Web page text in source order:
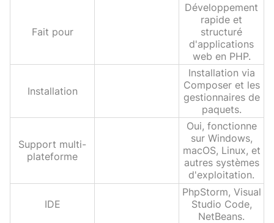
Fait pour
Développement
rapide et
structuré
d'applications
web en PHP.
Installation
Installation via
Composer et les
gestionnaires de
paquets.
Support multi-
plateforme
Oui, fonctionne
sur Windows,
macOS, Linux, et
autres systèmes
d'exploitation.
IDE
PhpStorm, Visual
Studio Code,
NetBeans.